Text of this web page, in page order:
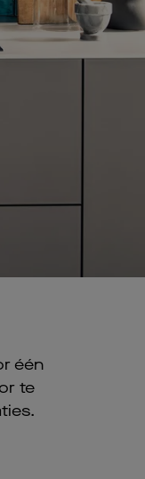
één
te